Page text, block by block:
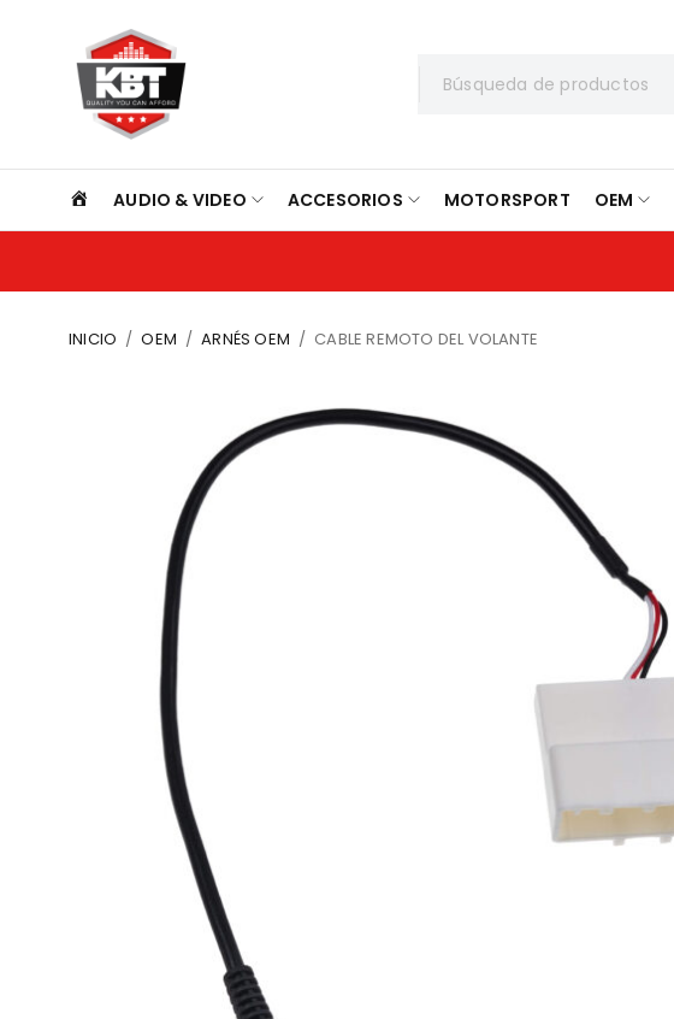
INICIO
AUDIO & VIDEO ACCESORIOS MOTORSPORT OEM
INICIO / OEM / ARNÉS OEM / CABLE REMOTO DEL VOLANTE